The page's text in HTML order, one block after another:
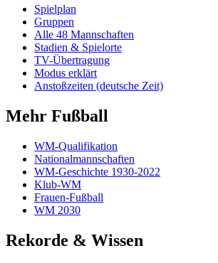
Spielplan
Gruppen
Alle 48 Mannschaften
Stadien & Spielorte
TV-Übertragung
Modus erklärt
Anstoßzeiten (deutsche Zeit)
Mehr Fußball
WM-Qualifikation
Nationalmannschaften
WM-Geschichte 1930-2022
Klub-WM
Frauen-Fußball
WM 2030
Rekorde & Wissen